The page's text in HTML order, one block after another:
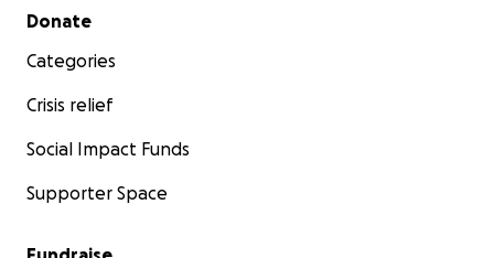
Secondary menu
Donate
Categories
Crisis relief
Social Impact Funds
Supporter Space